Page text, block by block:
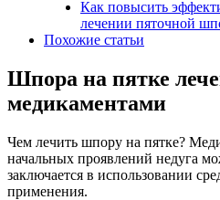
Как повысить
лечении пяточной
Похожие статьи
Шпора на пятке
медикаментами
Чем лечить шпору на пятке?
начальных проявлений недуга
заключается в использовании
применения.